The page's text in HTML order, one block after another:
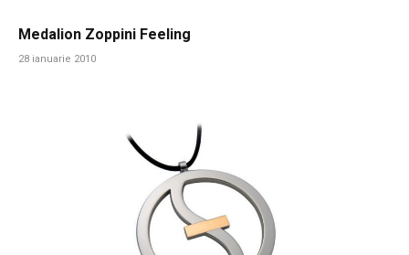
Medalion Zoppini Feeling
28 ianuarie 2010